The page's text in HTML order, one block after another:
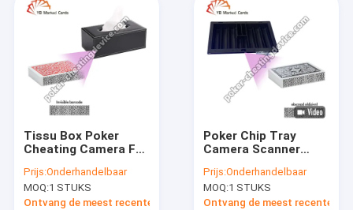
Tissu Box Poker
Cheating Camera For
Poker Cards
Prijs:Onderhandelbaar
MOQ:1 STUKS
Ontvang de meest recente Prijs
Poker Chip Tray
Camera Scanner
gemarkeerde
speelkaarten
Prijs:Onderhandelbaar
MOQ:1 STUKS
Ontvang de meest recente